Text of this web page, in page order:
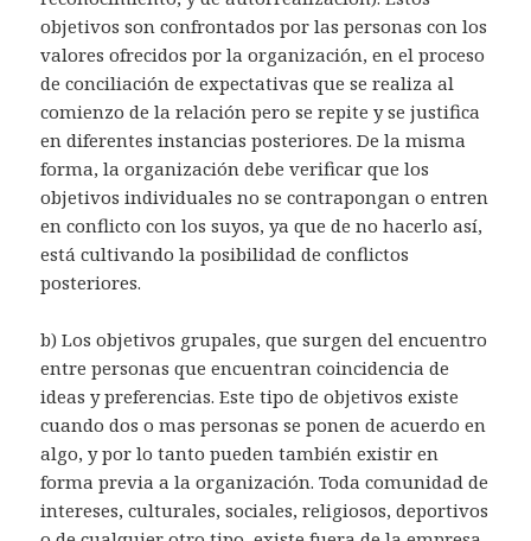
objetivos son confrontados por las personas con los
valores ofrecidos por la organización, en el proceso
de conciliación de expectativas que se realiza al
comienzo de la relación pero se repite y se justifica
en diferentes instancias posteriores. De la misma
forma, la organización debe verificar que los
objetivos individuales no se contrapongan o entren
en conflicto con los suyos, ya que de no hacerlo así,
está cultivando la posibilidad de conflictos
posteriores.
b) Los objetivos grupales, que surgen del encuentro
entre personas que encuentran coincidencia de
ideas y preferencias. Este tipo de objetivos existe
cuando dos o mas personas se ponen de acuerdo en
algo, y por lo tanto pueden también existir en
forma previa a la organización. Toda comunidad de
intereses, culturales, sociales, religiosos, deportivos